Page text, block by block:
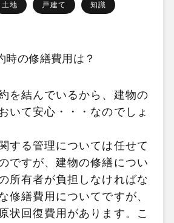
土地 戸建て 知識
時の修繕費用は？
を結んでいるから、建物の
いて安心・・・なのでしょ
する管理については任せて
ですが、建物の修繕につい
所有者が負担しなければな
修繕費用についてですが、
状回復費用があります。こ